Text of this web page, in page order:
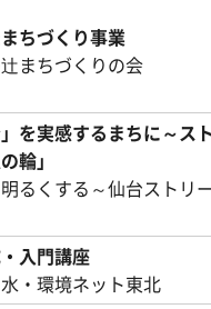
ちづくり事業
まちづくりの会
を実感するまちに～ス
輪」
るくする～仙台ストリ
入門講座
・環境ネット東北